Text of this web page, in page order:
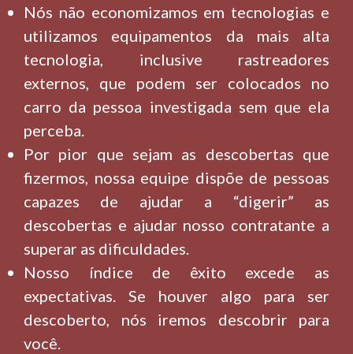
Nós não economizamos em tecnologias e
utilizamos equipamentos da mais alta
tecnologia, inclusive rastreadores
externos, que podem ser colocados no
carro da pessoa investigada sem que ela
perceba.
Por pior que sejam as descobertas que
fizermos, nossa equipe dispõe de pessoas
capazes de ajudar a “digerir” as
descobertas e ajudar nosso contratante a
superar as dificuldades.
Nosso índice de êxito excede as
expectativas. Se houver algo para ser
descoberto, nós iremos descobrir para
você.